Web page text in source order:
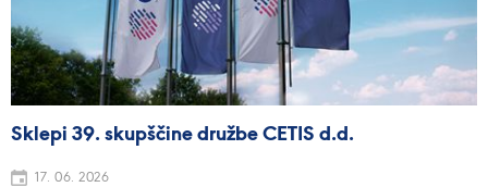
Sklepi 39. skupščine družbe CETIS d.d.
17. 06. 2026